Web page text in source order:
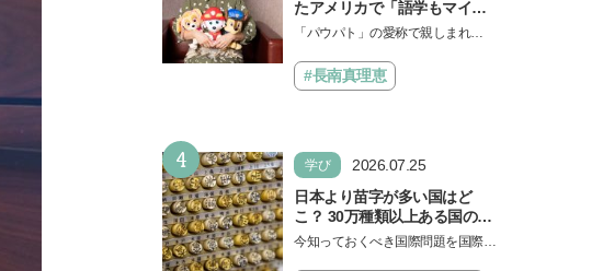
たアメリカで「語学もマイン
ドも！ 子どもの成長はすごか
『パウ・パトロール ザ・ダイ
ノ・ムービー』ではあきらめ
「パウパト」の愛称で親しまれる
の劇場版シリーズ第3弾、映画『パ
ウ・パトロール ザ…
#長南真理恵
4 学び
2026.07.25
日本より苗字が多い国はど
こ？ 30万種類以上ある国の理
由とは【親子で語る国際問
今知っておくべき国際問題を国際政